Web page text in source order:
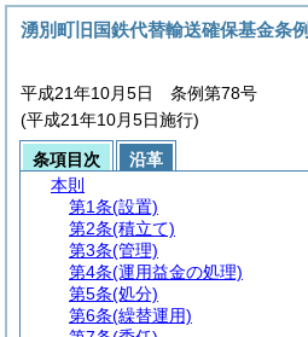
湧別町旧国鉄代替輸送確保基金条例
平成21年10月5日 条例第78号
(平成21年10月5日施行)
条項目次
沿革
本則
第1条(設置)
第2条(積立て)
第3条(管理)
第4条(運用益金の処理)
第5条(処分)
第6条(繰替運用)